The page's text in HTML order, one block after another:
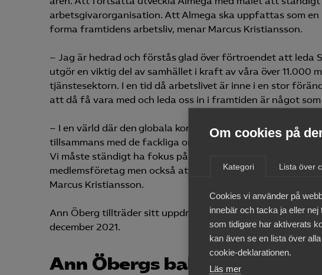
Om cookies på
Kategori Lista över
Cookies vi använder på
innebär och tacka ja eller
som tidigare har aktiverats
kan även se en lista över
cookie-deklarationen.
Läs mer
arbetsgivarorganisation. Att Almega ska uppfattas som
forma framtidens arbetsliv, menar Marcus Kristiansson.
– Jag är hedrad och förstås glad över förtroendet att leda
utgör en viktig del av samhället i kraft av våra över 11.000
tjänstesektorn. I en tid då arbetslivet är inne i en stor
att då få vara med och leda oss in i framtiden är något
– I en värld där den globala konkurrensen är knivskarp och
tillsammans med de fackliga organisationerna, politiken
Vi måste ständigt ha fokus på medlemsnytta, att fortsätta
medlemsföretag men också attrahera nya
Marcus Kristiansson.
Ann Öberg tillträder sitt uppdrag som vd samt
december 2021.
Ann Öbergs bakgrund i